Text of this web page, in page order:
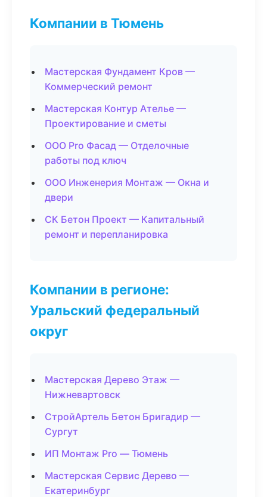
Компании в Тюмень
Мастерская Фундамент Кров —
Коммерческий ремонт
Мастерская Контур Ателье —
Проектирование и сметы
ООО Pro Фасад — Отделочные
работы под ключ
ООО Инженерия Монтаж — Окна и
двери
СК Бетон Проект — Капитальный
ремонт и перепланировка
Компании в регионе:
Уральский федеральный
округ
Мастерская Дерево Этаж —
Нижневартовск
СтройАртель Бетон Бригадир —
Сургут
ИП Монтаж Pro — Тюмень
Мастерская Сервис Дерево —
Екатеринбург